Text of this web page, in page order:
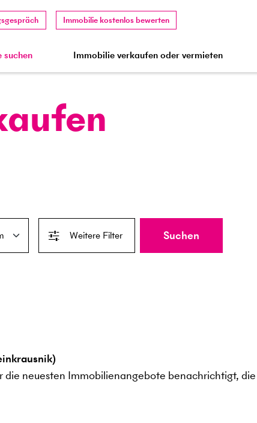
Immobilie kostenlos bewerten
suchen Immobilie verkaufen oder vermieten
Weitere Filter Suchen
die neuesten Immobilienangebote benachrichtigt,